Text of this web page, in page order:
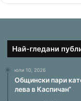
Най-гледани
юли 10, 2026
Общински пари
лева в Каспичан“